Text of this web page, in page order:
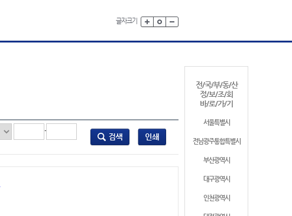
글자크기
전/국/부/동/산
정/보/조/회
바/로/가/기
서울특별시
전남광주통합특별시
부산광역시
대구광역시
인천광역시
-